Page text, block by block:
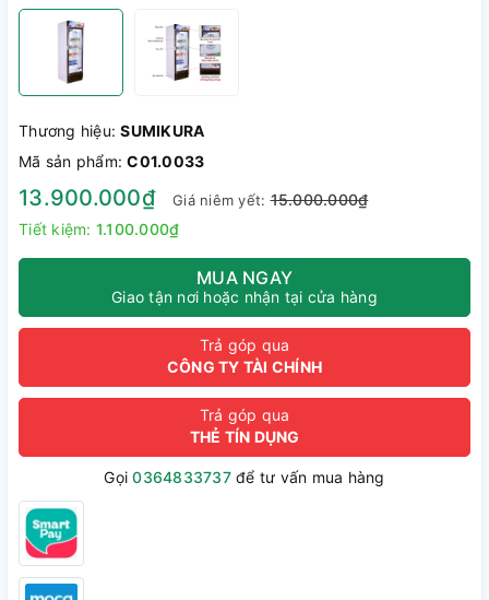
Thương hiệu:SUMIKURA
Mã sản phẩm:C01.0033
13.900.000₫ Giá niêm yết:15.000.000₫
Tiết kiệm: 1.100.000₫
MUA NGAY
Giao tận nơi hoặc nhận tại cửa hàng
Trả góp qua
CÔNG TY TÀI CHÍNH
Trả góp qua
THẺ TÍN DỤNG
Gọi0364833737để tư vấn mua hàng